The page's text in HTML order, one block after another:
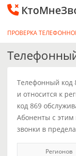
ПРОВЕРКА
Телефонный код
и относится к
код 869
Абоненты с
звонки в
Регионов